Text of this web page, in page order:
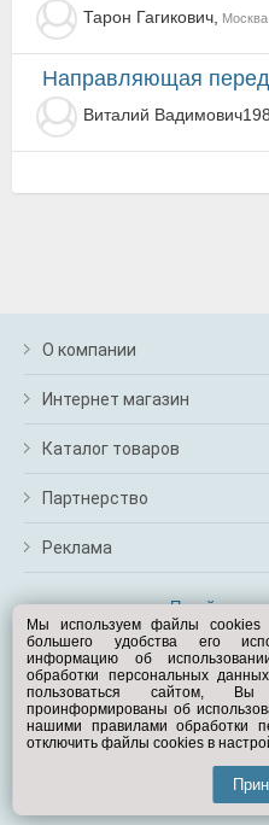
Тарон Гагикович, Москва
Направляющая
Виталий
О компании
Интернет магазин
Каталог товаров
Партнерство
Реклама
Перейти на
Вам
© Exist.ru
Мы используем файлы
большего удобства его
информацию об
обработки персональных
пользоваться сайтом,
проинформированы об
нашими правилами обработки
отключить файлы cookies в